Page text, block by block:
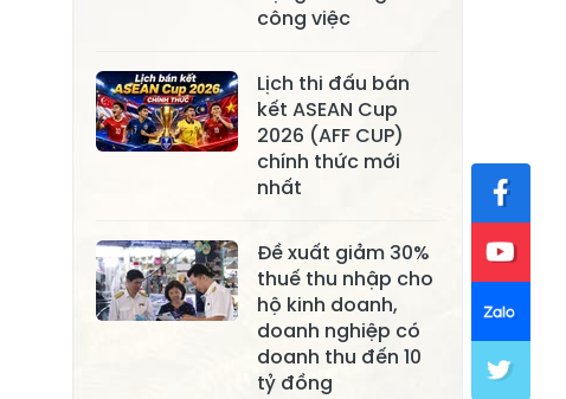
Xã Lâm Giang
Xã Đông
Cuông
Xã Tân Hợp
Xã Mậu A Xã Xuân Ái
Xã Lâm
Xã Lục Yên
Xã Tân Lĩnh
Xã Khánh Hòa
Xã Phúc Lợi
Xã Cảm Nhân
công việc
Lịch thi đấu bán
kết ASEAN Cup
2026 (AFF CUP)
chính thức mới
nhất
Đề xuất giảm 30%
thuế thu nhập cho
hộ kinh doanh,
doanh nghiệp có
doanh thu đến 10
tỷ đồng